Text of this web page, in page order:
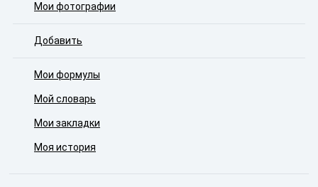
Мои фотографии
Добавить
Мои формулы
Мой словарь
Мои закладки
Моя история